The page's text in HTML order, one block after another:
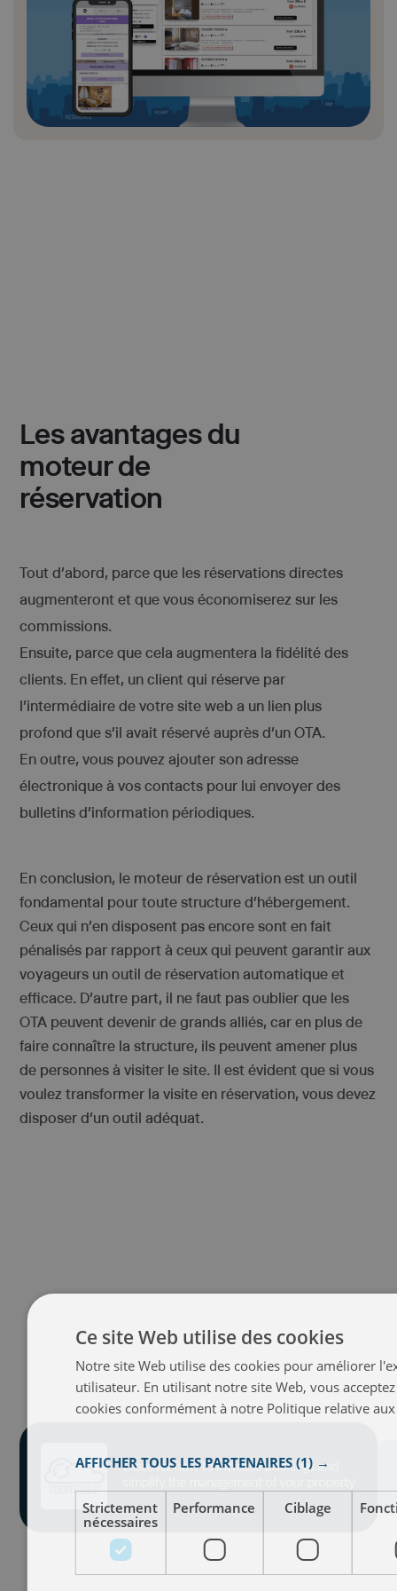
Les avantages du
moteur de
réservation
Tout d’abord, parce que les réservations directes
augmenteront et que vous économiserez sur les
commissions.
Ensuite, parce que cela augmentera la fidélité des
clients. En effet, un client qui réserve par
l’intermédiaire de votre site web a un lien plus
profond que s’il avait réservé auprès d’un OTA.
En outre, vous pouvez ajouter son adresse
électronique à vos contacts pour lui envoyer des
bulletins d’information périodiques.
En conclusion, le moteur de réservation est un outil
fondamental pour toute structure d’hébergement.
Ceux qui n’en disposent pas encore sont en fait
pénalisés par rapport à ceux qui peuvent garantir aux
voyageurs un outil de réservation automatique et
efficace. D’autre part, il ne faut pas oublier que les
OTA peuvent devenir de grands alliés, car en plus de
faire connaître la structure, ils peuvent amener plus
de personnes à visiter le site. Il est évident que si vous
voulez transformer la visite en réservation, vous devez
disposer d’un outil adéquat.
Ce site Web utilise des cookies
Notre site Web utilise des cookies pour améliorer
utilisateur. En utilisant notre site Web, vous
cookies conformément à notre Politique relative
AFFICHER TOUS LES PARTENAIRES (1) →
Strictement
nécessaires
Performance Ciblage